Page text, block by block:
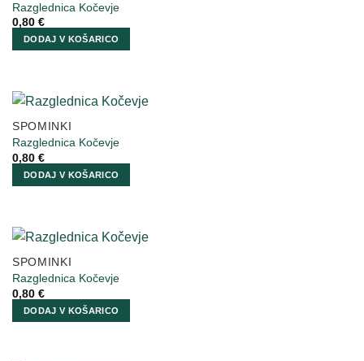
Razglednica Kočevje
0,80 €
DODAJ V KOŠARICO
SPOMINKI
Razglednica Kočevje
0,80 €
DODAJ V KOŠARICO
SPOMINKI
Razglednica Kočevje
0,80 €
DODAJ V KOŠARICO